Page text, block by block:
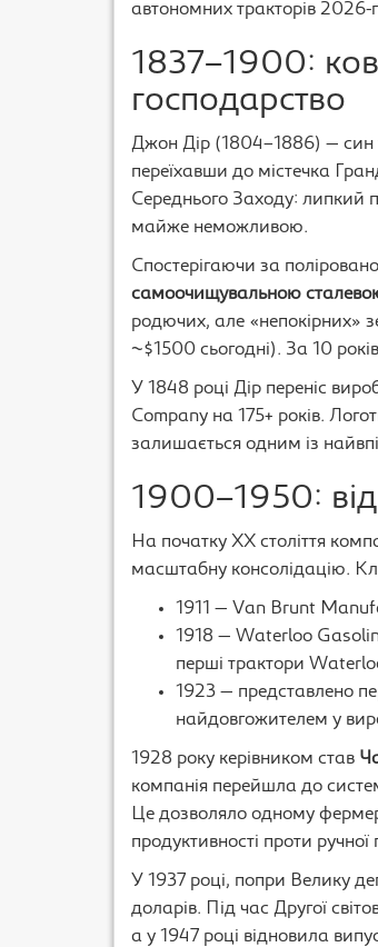
автономних тракторів 2026-
1837–1900:
господарство
Джон Дір (1804–1886) — син
переїхавши до містечка
Середнього Заходу: липкий
майже неможливою.
Спостерігаючи за
самоочищувальною
родючих, але «непокірних»
~$1500 сьогодні). За 10
У 1848 році Дір переніс
Company на 175+ років.
залишається одним із
1900–1950: від
На початку XX століття
масштабну консолідацію.
1911 — Van Brunt
1918 — Waterloo
перші трактори
1923 — представлено
найдовгожителем у
1928 року керівником став
компанія перейшла до
Це дозволяло одному
продуктивності проти
У 1937 році, попри Велику
доларів. Під час Другої
а у 1947 році відновила